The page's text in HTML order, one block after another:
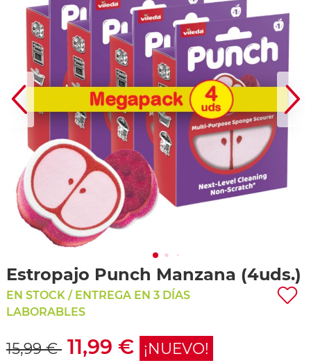
Estropajo Punch Manzana (4uds.)
EN STOCK / ENTREGA EN 3 DÍAS
LABORABLES
15,99 € 11,99 € ¡NUEVO!